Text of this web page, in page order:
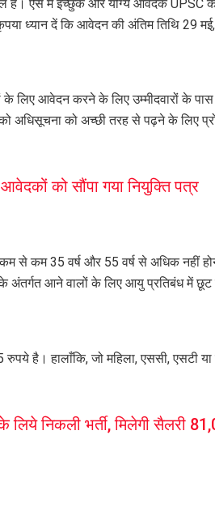
हैं। ऐसे में इच्छुक और योग्य आवेदक UPSC
ध्यान दें कि आवेदन की अंतिम तिथि 29
लिए आवेदन करने के लिए उम्मीदवारों के पास
अधिसूचना को अच्छी तरह से पढ़ने के लिए
को सौंपा गया नियुक्ति पत्र
से कम 35 वर्ष और 55 वर्ष से अधिक नहीं
अंतर्गत आने वालों के लिए आयु प्रतिबंध में छूट
हालाँकि, जो महिला, एससी, एसटी या
निकली भर्ती, मिलेगी सैलरी